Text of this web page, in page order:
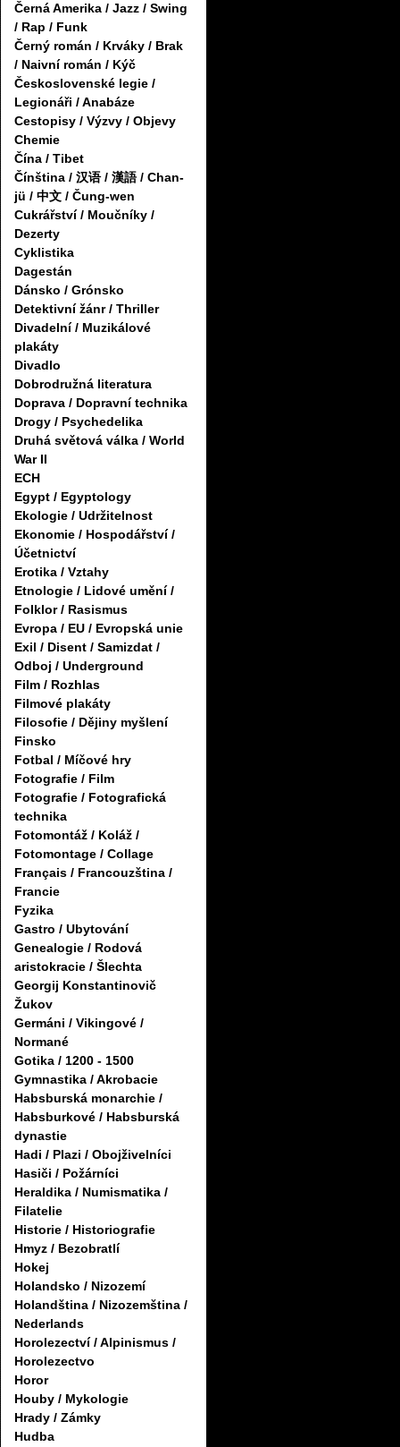
Černá Amerika / Jazz / Swing
/ Rap / Funk
Černý román / Krváky / Brak
/ Naivní román / Kýč
Československé legie /
Legionáři / Anabáze
Cestopisy / Výzvy / Objevy
Chemie
Čína / Tibet
Čínština / 汉语 / 漢語 / Chan-
jü / 中文 / Čung-wen
Cukrářství / Moučníky /
Dezerty
Cyklistika
Dagestán
Dánsko / Grónsko
Detektivní žánr / Thriller
Divadelní / Muzikálové
plakáty
Divadlo
Dobrodružná literatura
Doprava / Dopravní technika
Drogy / Psychedelika
Druhá světová válka / World
War II
ECH
Egypt / Egyptology
Ekologie / Udržitelnost
Ekonomie / Hospodářství /
Účetnictví
Erotika / Vztahy
Etnologie / Lidové umění /
Folklor / Rasismus
Evropa / EU / Evropská unie
Exil / Disent / Samizdat /
Odboj / Underground
Film / Rozhlas
Filmové plakáty
Filosofie / Dějiny myšlení
Finsko
Fotbal / Míčové hry
Fotografie / Film
Fotografie / Fotografická
technika
Fotomontáž / Koláž /
Fotomontage / Collage
Français / Francouzština /
Francie
Fyzika
Gastro / Ubytování
Genealogie / Rodová
aristokracie / Šlechta
Georgij Konstantinovič
Žukov
Germáni / Vikingové /
Normané
Gotika / 1200 - 1500
Gymnastika / Akrobacie
Habsburská monarchie /
Habsburkové / Habsburská
dynastie
Hadi / Plazi / Obojživelníci
Hasiči / Požárníci
Heraldika / Numismatika /
Filatelie
Historie / Historiografie
Hmyz / Bezobratlí
Hokej
Holandsko / Nizozemí
Holandština / Nizozemština /
Nederlands
Horolezectví / Alpinismus /
Horolezectvo
Horor
Houby / Mykologie
Hrady / Zámky
Hudba